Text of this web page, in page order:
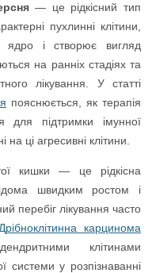
— це рідкісний тип
пухлинні клітини,
ядро і створює вигляд
на ранніх стадіях та
лікування. У статті
пояснюється, як терапія
для підтримки імунної
ці агресивні клітини.
кишки — це рідкісна
швидким ростом і
перебіг лікування часто
Дрібноклітинна карцинома
клітинами
системи у розпізнаванні